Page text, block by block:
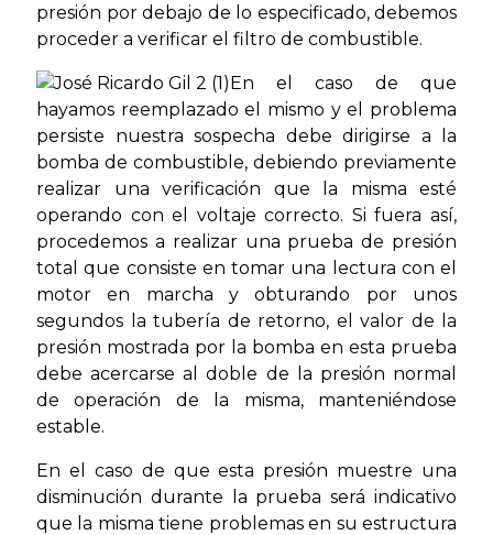
presión por debajo de lo especificado, debemos
proceder a verificar el filtro de combustible.
En el caso de que
hayamos reemplazado el mismo y el problema
persiste nuestra sospecha debe dirigirse a la
bomba de combustible, debiendo previamente
realizar una verificación que la misma esté
operando con el voltaje correcto. Si fuera así,
procedemos a realizar una prueba de presión
total que consiste en tomar una lectura con el
motor en marcha y obturando por unos
segundos la tubería de retorno, el valor de la
presión mostrada por la bomba en esta prueba
debe acercarse al doble de la presión normal
de operación de la misma, manteniéndose
estable.
En el caso de que esta presión muestre una
disminución durante la prueba será indicativo
que la misma tiene problemas en su estructura